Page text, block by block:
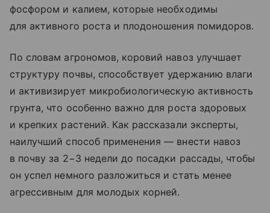
фосфором и калием, которые необходимы
для активного роста и плодоношения помидоров.
По словам агрономов, коровий навоз улучшает
структуру почвы, способствует удержанию влаги
и активизирует микробиологическую активность
грунта, что особенно важно для роста здоровых
и крепких растений. Как рассказали эксперты,
наилучший способ применения — внести навоз
в почву за 2−3 недели до посадки рассады, чтобы
он успел немного разложиться и стать менее
агрессивным для молодых корней.